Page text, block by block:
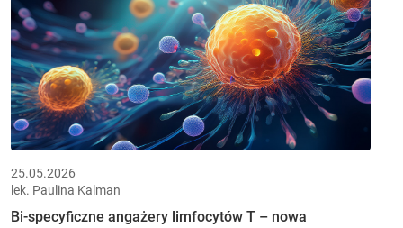
25.05.2026
lek. Paulina Kalman
Bi-specyficzne angażery limfocytów T – nowa